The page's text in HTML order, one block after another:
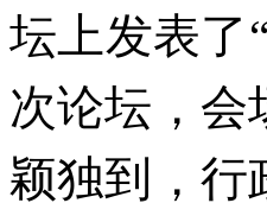
坛上发表了
次论坛，会
颖独到，行